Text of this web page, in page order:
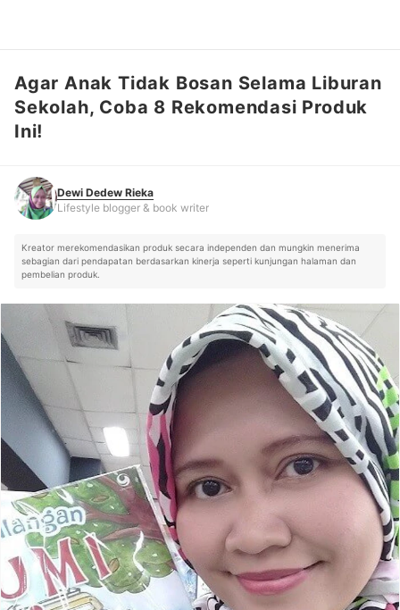
Dewi Dedew Rieka
Agar Anak Tidak Bosan Selama Liburan
Sekolah, Coba 8 Rekomendasi Produk
Ini!
Dewi Dedew Rieka
Lifestyle blogger & book writer
Kreator merekomendasikan produk secara independen dan mungkin menerima
sebagian dari pendapatan berdasarkan kinerja seperti kunjungan halaman dan
pembelian produk.